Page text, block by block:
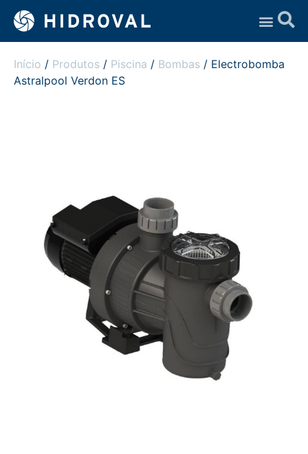
Início / Produtos / Piscina / Bombas / Electrobomba
Astralpool Verdon ES